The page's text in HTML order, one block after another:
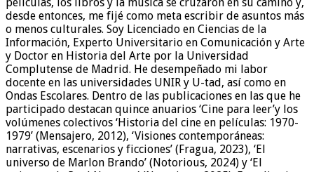
desde entonces, me fijé como meta escribir de asuntos más
o menos culturales. Soy Licenciado en Ciencias de la
Información, Experto Universitario en Comunicación y Arte
y Doctor en Historia del Arte por la Universidad
Complutense de Madrid. He desempeñado mi labor
docente en las universidades UNIR y U-tad, así como en
Ondas Escolares. Dentro de las publicaciones en las que he
participado destacan quince anuarios ‘Cine para leer’y los
volúmenes colectivos ‘Historia del cine en películas: 1970-
1979’ (Mensajero, 2012), ‘Visiones contemporáneas:
narrativas, escenarios y ficciones’ (Fragua, 2023), ‘El
universo de Marlon Brando’ (Notorious, 2024) y ‘El